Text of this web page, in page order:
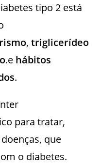
tipo 2 está
,triglicerídeo
.e hábitos
.
para tratar,
que
o diabetes.